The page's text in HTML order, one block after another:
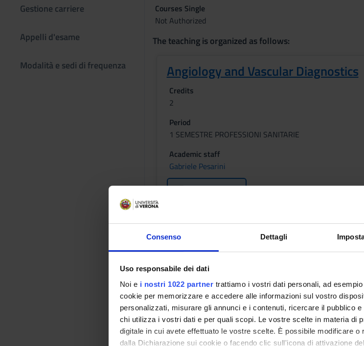
Consenso Dettagli
Uso responsabile dei dati
Noi e i nostri 1022 partner trattiamo i vostri dati personali, ad
cookie per memorizzare e accedere alle informazioni sul vostro
personalizzati, misurare gli annunci e i contenuti, ricercare il pubblico
chi utilizza i vostri dati e per quali scopi. Le vostre scelte in materia di
digitale in cui avete effettuato le vostre scelte. È possibile modificare
dalla Dichiarazione sui cookie o facendo clic sull'icona di attivazione
Gestione carriere
Appelli d'esame
Modalità e sedi di frequenza
Courses Single
Not Authorized
The teaching is organized as follows:
Angiology and Vascular Diagnostics
Credits
2
Period
1 SEMESTRE PROFESSIONI SANITARIE
Academic staff
Gabriele Pesarini
Lessons timetable
METODI E TECNICHE DI
VASCOLARE
Credits
Academic staff
See the unit page
Lessons timetable